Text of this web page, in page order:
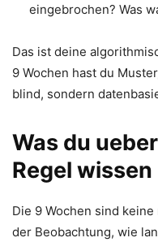
eingebrochen? Was
Das ist deine
9 Wochen hast du
blind, sondern
Was du
Regel
Die 9 Wochen sind
der Beobachtung, wie